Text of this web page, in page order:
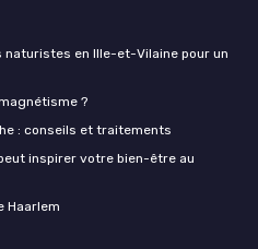
en Ille-et-Vilaine pour un
?
: conseils et traitements
inspirer votre bien-être au
Haarlem